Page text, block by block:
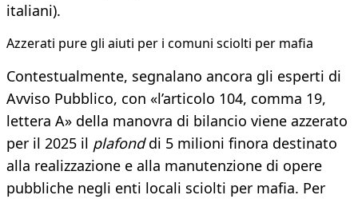
italiani).
Azzerati pure gli aiuti per i comuni sciolti per mafia
Contestualmente, segnalano ancora gli esperti di
Avviso Pubblico, con «l’articolo 104, comma 19,
lettera A» della manovra di bilancio viene azzerato
per il 2025 il plafonddi 5 milioni finora destinato
alla realizzazione e alla manutenzione di opere
pubbliche negli enti locali sciolti per mafia. Per